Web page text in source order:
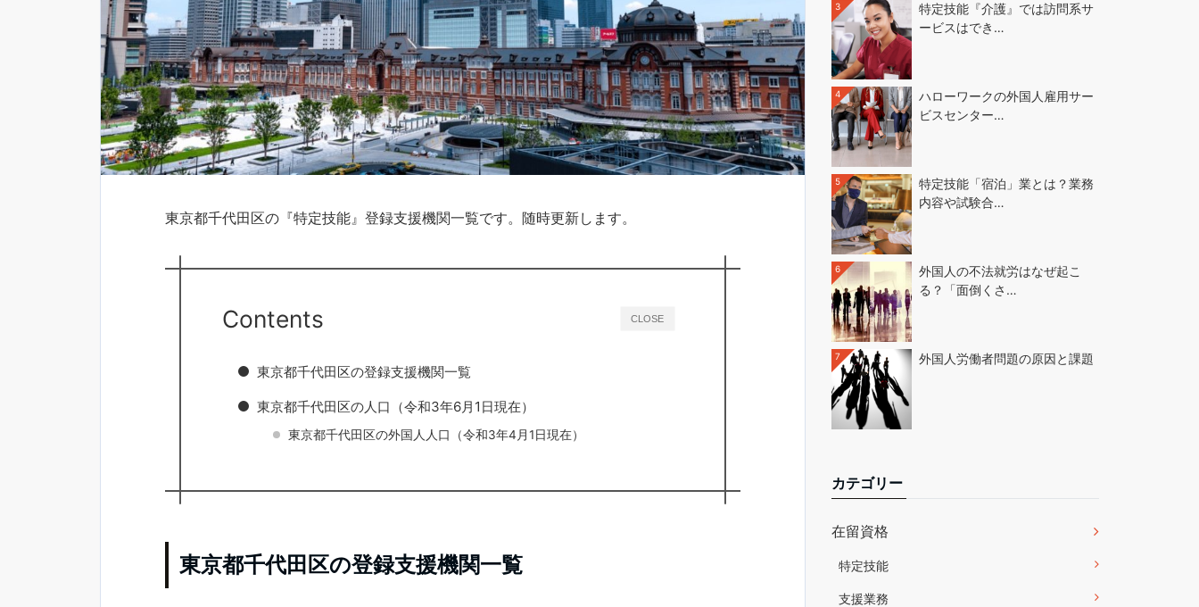
東京都千代田区の『特定技能』登録支援機関一覧です。随時更新します。
CLOSE
Contents
東京都千代田区の登録支援機関一覧
東京都千代田区の人口（令和3年6月1日現在）
東京都千代田区の外国人人口（令和3年4月1日現在）
東京都千代田区の登録支援機関一覧
3
特定技能『介護』では訪問系サ
ービスはでき…
4
ハローワークの外国人雇用サー
ビスセンター…
5
特定技能「宿泊」業とは？業務
内容や試験合…
6
外国人の不法就労はなぜ起こ
る？「面倒くさ…
7 外国人労働者問題の原因と課題
カテゴリー
在留資格
特定技能
支援業務